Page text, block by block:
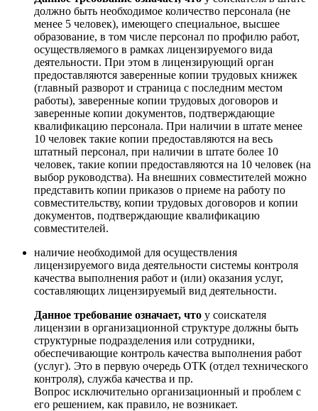
должно быть необходимое количество персонала (не
менее 5 человек), имеющего специальное, высшее
образование, в том числе персонал по профилю работ,
осуществляемого в рамках лицензируемого вида
деятельности. При этом в лицензирующий орган
предоставляются заверенные копии трудовых книжек
(главный разворот и страница с последним местом
работы), заверенные копии трудовых договоров и
заверенные копии документов, подтверждающие
квалификацию персонала. При наличии в штате менее
10 человек такие копии предоставляются на весь
штатный персонал, при наличии в штате более 10
человек, такие копии предоставляются на 10 человек (на
выбор руководства). На внешних совместителей можно
представить копии приказов о приеме на работу по
совместительству, копии трудовых договоров и копии
документов, подтверждающие квалификацию
совместителей.
наличие необходимой для осуществления
лицензируемого вида деятельности системы контроля
качества выполнения работ и (или) оказания услуг,
составляющих лицензируемый вид деятельности.
Данное требование означает, что у соискателя
лицензии в организационной структуре должны быть
структурные подразделения или сотрудники,
обеспечивающие контроль качества выполнения работ
(услуг). Это в первую очередь ОТК (отдел технического
контроля), служба качества и пр.
Вопрос исключительно организационный и проблем с
его решением, как правило, не возникает.